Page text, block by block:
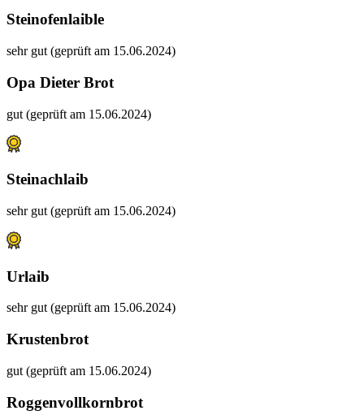
Steinofenlaible
sehr gut (geprüft am 15.06.2024)
Opa Dieter Brot
gut (geprüft am 15.06.2024)
Steinachlaib
sehr gut (geprüft am 15.06.2024)
Urlaib
sehr gut (geprüft am 15.06.2024)
Krustenbrot
gut (geprüft am 15.06.2024)
Roggenvollkornbrot